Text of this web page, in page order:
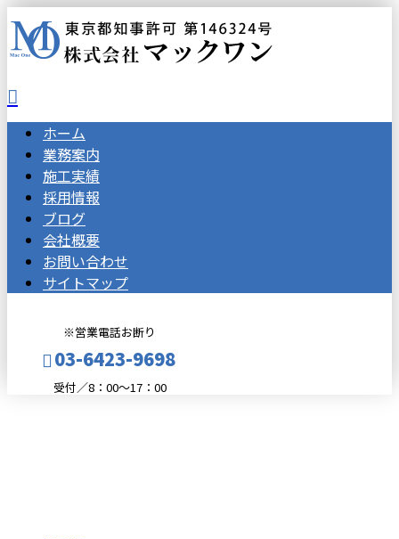
ホーム
業務案内
施工実績
採用情報
ブログ
会社概要
お問い合わせ
サイトマップ
※営業電話お断り
03-6423-9698
受付／8：00～17：00